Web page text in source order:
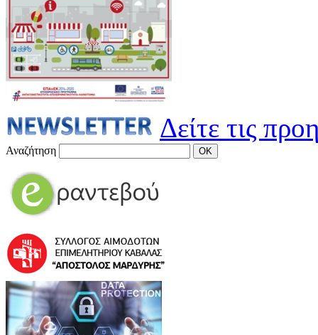
Δείτε τις
Αναζήτηση